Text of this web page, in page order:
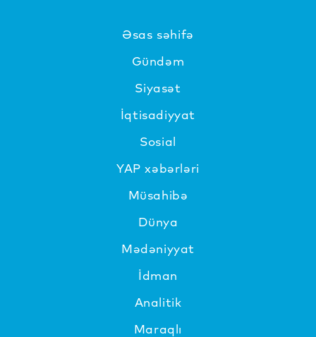
Əsas səhifə
Gündəm
Siyasət
İqtisadiyyat
Sosial
YAP xəbərləri
Müsahibə
Dünya
Mədəniyyat
İdman
Analitik
Maraqlı